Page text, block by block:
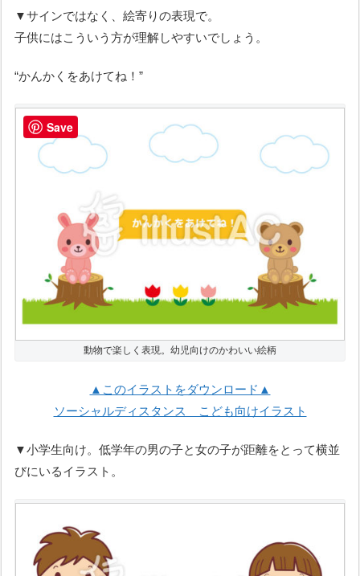
▼サインではなく、絵寄りの表現で。
子供にはこういう方が理解しやすいでしょう。
“かんかくをあけてね！”
動物で楽しく表現。幼児向けのかわいい絵柄
▲このイラストをダウンロード▲
ソーシャルディスタンス こども向けイラスト
▼小学生向け。低学年の男の子と女の子が距離をとって横並
びにいるイラスト。
Save